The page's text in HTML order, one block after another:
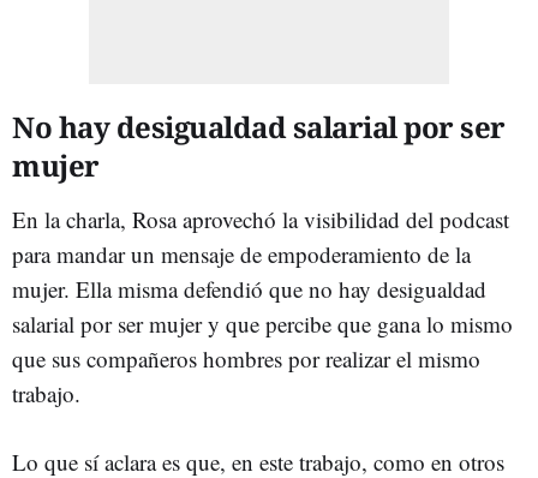
No hay desigualdad salarial por ser
mujer
En la charla, Rosa aprovechó la visibilidad del podcast
para mandar un mensaje de empoderamiento de la
mujer. Ella misma defendió que no hay desigualdad
salarial por ser mujer y que percibe que gana lo mismo
que sus compañeros hombres por realizar el mismo
trabajo.
Lo que sí aclara es que, en este trabajo, como en otros